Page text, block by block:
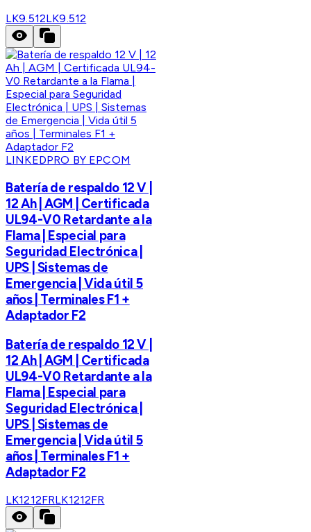
LK9.512LK9.512
LINKEDPRO BY EPCOM
Batería de respaldo 12 V |
12 Ah | AGM | Certificada
UL94-V0 Retardante a la
Flama | Especial para
Seguridad Electrónica |
UPS | Sistemas de
Emergencia | Vida útil 5
años | Terminales F1 +
Adaptador F2
Batería de respaldo 12 V |
12 Ah | AGM | Certificada
UL94-V0 Retardante a la
Flama | Especial para
Seguridad Electrónica |
UPS | Sistemas de
Emergencia | Vida útil 5
años | Terminales F1 +
Adaptador F2
LK1212FRLK1212FR